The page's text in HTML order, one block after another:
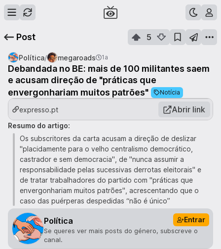
Post 5
Política/ megaroads 1a
Debandada no BE: mais de 100 militantes saem
e acusam direção de "práticas que
envergonhariam muitos patrões"
Notícia
expresso.pt Abrir link
Resumo do artigo:
Os subscritores da carta acusam a direção de deslizar
"placidamente para o velho centralismo democrático,
castrador e sem democracia", de "nunca assumir a
responsabilidade pelas sucessivas derrotas eleitorais" e
de tratar trabalhadores do partido com "práticas que
envergonhariam muitos patrões", acrescentando que o
caso das puérperas despedidas “não é único”
Política Entrar
Se queres ver mais posts do género, subscreve o
canal.